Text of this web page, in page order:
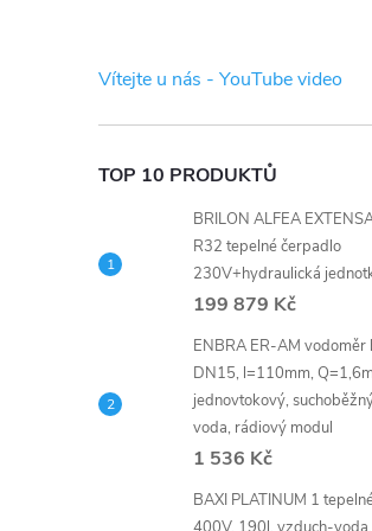
t
r
a
n
p
Vítejte u nás - YouTube video
TOP 10 PRODUKTŮ
BRILON ALFEA
R32 tepelné čerpadlo
230V+hydraulická
199 879 Kč
ENBRA ER-AM vodoměr
DN15, l=110mm,
jednovtokový,
voda, rádiový modul
1 536 Kč
BAXI PLATINUM 1